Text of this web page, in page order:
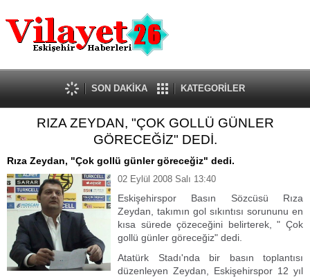
Güncel
Ekonomi
Politika
Eğitim
Spor
Kültür-Sanat
Röportaj
Tanıtım Yazısı
SON DAKİKA KATEGORİLER
RIZA ZEYDAN, "ÇOK GOLLÜ GÜNLER
GÖRECEĞİZ" DEDİ.
Rıza Zeydan, "Çok gollü günler göreceğiz" dedi.
02 Eylül 2008 Salı 13:40
Eskişehirspor Basın Sözcüsü Rıza
Zeydan, takımın gol sıkıntısı sorununu en
kısa sürede çözeceğini belirterek, " Çok
gollü günler göreceğiz" dedi.
Atatürk Stadı'nda bir basın toplantısı
düzenleyen Zeydan, Eskişehirspor 12 yıl